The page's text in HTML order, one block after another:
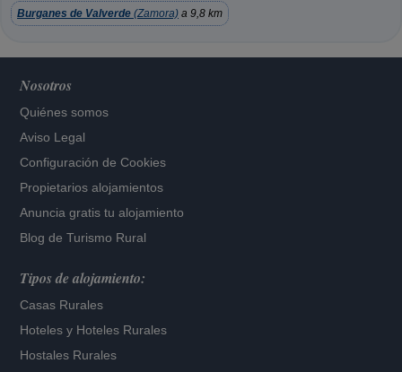
Burganes de Valverde (Zamora) a 9,8 km
Nosotros
Quiénes somos
Aviso Legal
Configuración de Cookies
Propietarios alojamientos
Anuncia gratis tu alojamiento
Blog de Turismo Rural
Tipos de alojamiento:
Casas Rurales
Hoteles y Hoteles Rurales
Hostales Rurales